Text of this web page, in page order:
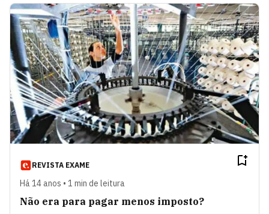
REVISTA EXAME
Há 14 anos • 1 min de leitura
Não era para pagar menos imposto?